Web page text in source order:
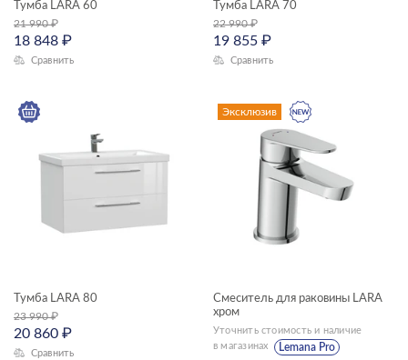
Тумба LARA 60
21 990₽
18 848 ₽
Сравнить
Тумба LARA 70
22 990₽
19 855 ₽
Сравнить
Тумба LARA 80
23 990₽
20 860 ₽
Сравнить
Эксклюзив
Смеситель для раковины LARA
хром
Уточнить стоимость и наличие
в магазинах
Lemana Pro